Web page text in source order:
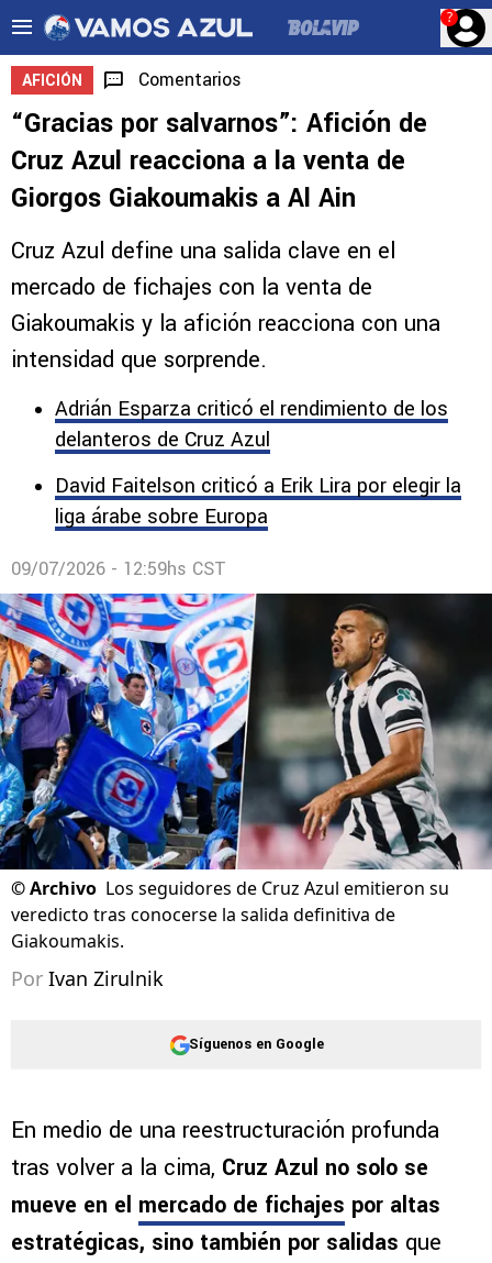
?
AFICIÓN Comentarios
“Gracias por salvarnos”: Afición de
Cruz Azul reacciona a la venta de
Giorgos Giakoumakis a Al Ain
Cruz Azul define una salida clave en el
mercado de fichajes con la venta de
Giakoumakis y la afición reacciona con una
intensidad que sorprende.
Adrián Esparza criticó el rendimiento de los
delanteros de Cruz Azul
David Faitelson criticó a Erik Lira por elegir la
liga árabe sobre Europa
09/07/2026 - 12:59hs CST
©Archivo Los seguidores de Cruz Azul emitieron su
veredicto tras conocerse la salida definitiva de
Giakoumakis.
Por Ivan Zirulnik
Síguenos en Google
En medio de una reestructuración profunda
tras volver a la cima, Cruz Azul no solo se
mueve en el mercado de fichajes por altas
estratégicas, sino también por salidas que